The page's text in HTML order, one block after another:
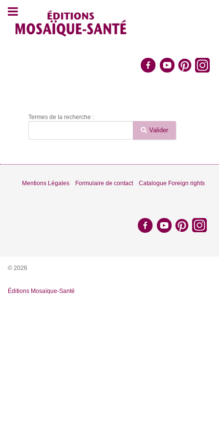
Formulaire de recherche
Termes de la recherche :
Valider
Mentions Légales Formulaire de contact Catalogue Foreign rights
© 2026
Éditions Mosaïque-Santé